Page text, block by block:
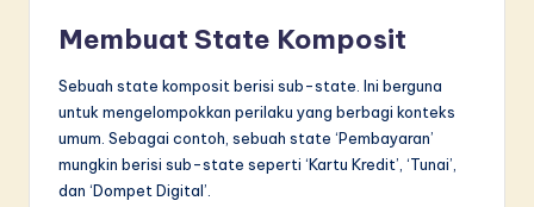
Membuat State Komposit
Sebuah state komposit berisi sub-state. Ini berguna
untuk mengelompokkan perilaku yang berbagi konteks
umum. Sebagai contoh, sebuah state ‘Pembayaran’
mungkin berisi sub-state seperti ‘Kartu Kredit’, ‘Tunai’,
dan ‘Dompet Digital’.